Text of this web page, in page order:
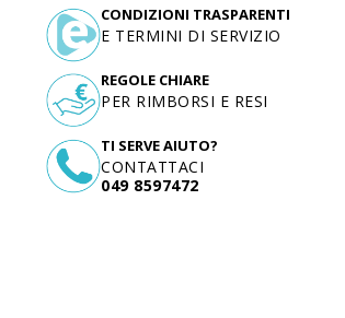
TI SERVE AIUTO?
CONTATTACI
049 8597472
CONDIZIONI TRASPARENTI
E TERMINI DI SERVIZIO
REGOLE CHIARE
PER RIMBORSI E RESI